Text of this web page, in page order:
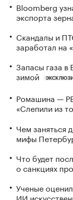
Bloomberg
экспорта
Скандалы и
заработал на
Запасы газа в
зимой
Ромашина —
«Слепили из
Чем заняться
мифы
Что будет
о санкциях
Ученые
ИИ